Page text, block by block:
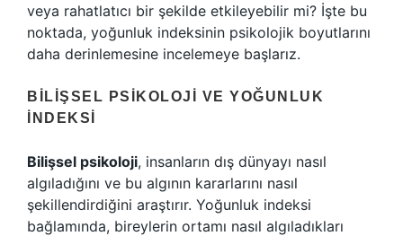
veya rahatlatıcı bir şekilde etkileyebilir mi? İşte bu
noktada, yoğunluk indeksinin psikolojik boyutlarını
daha derinlemesine incelemeye başlarız.
BILIŞSEL PSIKOLOJI VE YOĞUNLUK
İNDEKSI
Bilişsel psikoloji, insanların dış dünyayı nasıl
algıladığını ve bu algının kararlarını nasıl
şekillendirdiğini araştırır. Yoğunluk indeksi
bağlamında, bireylerin ortamı nasıl algıladıkları